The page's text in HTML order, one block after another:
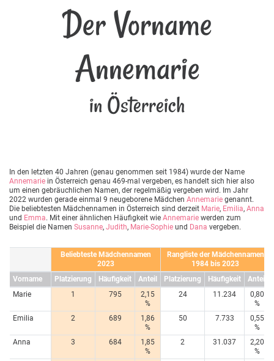
Der Vorname
Annemarie
in Österreich
In den letzten 40 Jahren (genau genommen seit 1984) wurde der Name
Annemarie in Österreich genau 469-mal vergeben, es handelt sich hier also
um einen gebräuchlichen Namen, der regelmäßig vergeben wird. Im Jahr
2022 wurden gerade einmal 9 neugeborene Mädchen Annemarie genannt.
Die beliebtesten Mädchennamen in Österreich sind derzeit Marie, Emilia, Anna
und Emma. Mit einer ähnlichen Häufigkeit wie Annemarie werden zum
Beispiel die Namen Susanne, Judith, Marie-Sophie und Dana vergeben.
Beliebteste Mädchennamen
2023
Rangliste der Mädchennamen
1984 bis 2023
Vorname
Platzierung Häufigkeit Anteil Platzierung Häufigkeit
Anteil
Marie
1 795
2,15
%
24 11.234
0,80
%
Emilia
2 689
1,86
%
50 7.733
0,55
%
Anna
3 684
1,85
%
2 31.037
2,20
%